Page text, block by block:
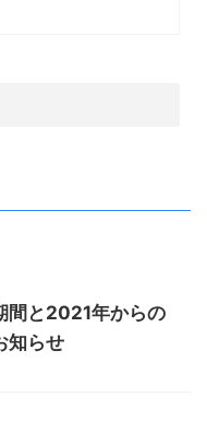
間と2021年からの
知らせ